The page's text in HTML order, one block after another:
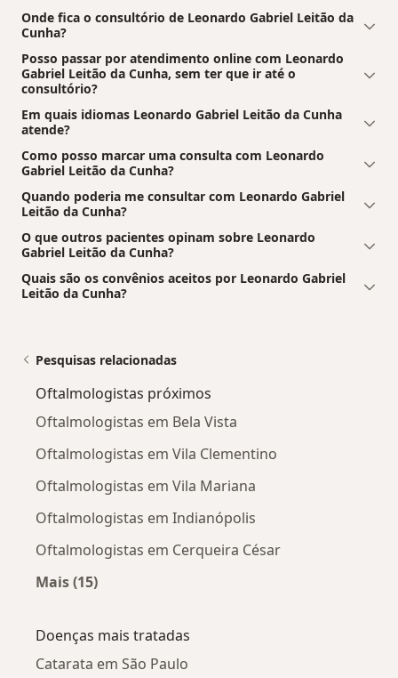
Onde fica o consultório de Leonardo Gabriel Leitão da
Cunha?
Posso passar por atendimento online com Leonardo
Gabriel Leitão da Cunha, sem ter que ir até o
consultório?
Em quais idiomas Leonardo Gabriel Leitão da Cunha
atende?
Como posso marcar uma consulta com Leonardo
Gabriel Leitão da Cunha?
Quando poderia me consultar com Leonardo Gabriel
Leitão da Cunha?
O que outros pacientes opinam sobre Leonardo
Gabriel Leitão da Cunha?
Quais são os convênios aceitos por Leonardo Gabriel
Leitão da Cunha?
Pesquisas relacionadas
Oftalmologistas próximos
Oftalmologistas em Bela Vista
Oftalmologistas em Vila Clementino
Oftalmologistas em Vila Mariana
Oftalmologistas em Indianópolis
Oftalmologistas em Cerqueira César
Mais (15)
Doenças mais tratadas
Catarata em São Paulo